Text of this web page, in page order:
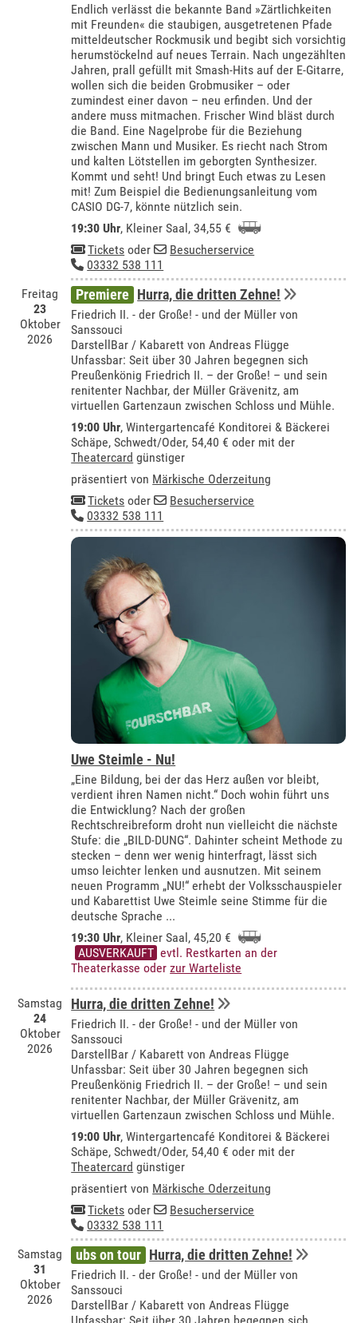
Endlich verlässt die bekannte Band »Zärtlichkeiten
mit Freunden« die staubigen, ausgetretenen Pfade
mitteldeutscher Rockmusik und begibt sich vorsichtig
herumstöckelnd auf neues Terrain. Nach ungezählten
Jahren, prall gefüllt mit Smash-Hits auf der E-Gitarre,
wollen sich die beiden Grobmusiker – oder
zumindest einer davon – neu erfinden. Und der
andere muss mitmachen. Frischer Wind bläst durch
die Band. Eine Nagelprobe für die Beziehung
zwischen Mann und Musiker. Es riecht nach Strom
und kalten Lötstellen im geborgten Synthesizer.
Kommt und seht! Und bringt Euch etwas zu Lesen
mit! Zum Beispiel die Bedienungsanleitung vom
CASIO DG-7, könnte nützlich sein.
19:30 Uhr, Kleiner Saal, 34,55 €
Tickets oder
Besucherservice
03332 538 111
Freitag
23
Oktober
2026
Premiere Hurra, die dritten Zehne!
Friedrich II. - der Große! - und der Müller von
Sanssouci
DarstellBar / Kabarett von Andreas Flügge
Unfassbar: Seit über 30 Jahren begegnen sich
Preußenkönig Friedrich II. – der Große! – und sein
renitenter Nachbar, der Müller Grävenitz, am
virtuellen Gartenzaun zwischen Schloss und Mühle.
19:00 Uhr,Wintergartencafé Konditorei & Bäckerei
Schäpe, Schwedt/Oder, 54,40 € oder mit der
Theatercard günstiger
präsentiert von Märkische Oderzeitung
Tickets oder
Besucherservice
03332 538 111
Uwe Steimle - Nu!
„Eine Bildung, bei der das Herz außen vor bleibt,
verdient ihren Namen nicht.“ Doch wohin führt uns
die Entwicklung? Nach der großen
Rechtschreibreform droht nun vielleicht die nächste
Stufe: die „BILD-DUNG“. Dahinter scheint Methode zu
stecken – denn wer wenig hinterfragt, lässt sich
umso leichter lenken und ausnutzen. Mit seinem
neuen Programm „NU!“ erhebt der Volksschauspieler
und Kabarettist Uwe Steimle seine Stimme für die
deutsche Sprache ...
19:30 Uhr, Kleiner Saal, 45,20 €
AUSVERKAUFT evtl. Restkarten an der
Theaterkasse oderzur Warteliste
Samstag
24
Oktober
2026
Hurra, die dritten Zehne!
Friedrich II. - der Große! - und der Müller von
Sanssouci
DarstellBar / Kabarett von Andreas Flügge
Unfassbar: Seit über 30 Jahren begegnen sich
Preußenkönig Friedrich II. – der Große! – und sein
renitenter Nachbar, der Müller Grävenitz, am
virtuellen Gartenzaun zwischen Schloss und Mühle.
19:00 Uhr,Wintergartencafé Konditorei & Bäckerei
Schäpe, Schwedt/Oder, 54,40 € oder mit der
Theatercard günstiger
präsentiert von Märkische Oderzeitung
Tickets oder
Besucherservice
03332 538 111
Samstag
31
Oktober
2026
ubs on tour Hurra, die dritten Zehne!
Friedrich II. - der Große! - und der Müller von
Sanssouci
DarstellBar / Kabarett von Andreas Flügge